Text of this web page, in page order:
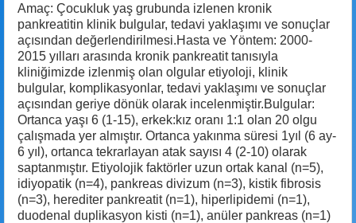
Amaç: Çocukluk yaş grubunda izlenen kronik
pankreatitin klinik bulgular, tedavi yaklaşımı ve sonuçlar
açısından değerlendirilmesi.Hasta ve Yöntem: 2000-
2015 yılları arasında kronik pankreatit tanısıyla
kliniğimizde izlenmiş olan olgular etiyoloji, klinik
bulgular, komplikasyonlar, tedavi yaklaşımı ve sonuçlar
açısından geriye dönük olarak incelenmiştir.Bulgular:
Ortanca yaşı 6 (1-15), erkek:kız oranı 1:1 olan 20 olgu
çalışmada yer almıştır. Ortanca yakınma süresi 1yıl (6 ay-
6 yıl), ortanca tekrarlayan atak sayısı 4 (2-10) olarak
saptanmıştır. Etiyolojik faktörler uzun ortak kanal (n=5),
idiyopatik (n=4), pankreas divizum (n=3), kistik fibrosis
(n=3), herediter pankreatit (n=1), hiperlipidemi (n=1),
duodenal duplikasyon kisti (n=1), anüler pankreas (n=1)